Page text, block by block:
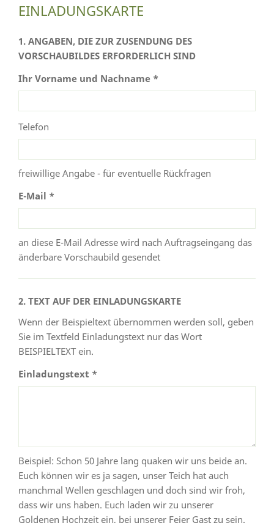
EINLADUNGSKARTE
1. ANGABEN, DIE ZUR ZUSENDUNG DES
VORSCHAUBILDES ERFORDERLICH SIND
Ihr Vorname und Nachname *
Telefon
freiwillige Angabe - für eventuelle Rückfragen
E-Mail *
an diese E-Mail Adresse wird nach Auftragseingang das
änderbare Vorschaubild gesendet
2. TEXT AUF DER EINLADUNGSKARTE
Wenn der Beispieltext übernommen werden soll, geben
Sie im Textfeld Einladungstext nur das Wort
BEISPIELTEXT ein.
Einladungstext *
Beispiel: Schon 50 Jahre lang quaken wir uns beide an.
Euch können wir es ja sagen, unser Teich hat auch
manchmal Wellen geschlagen und doch sind wir froh,
dass wir uns haben. Euch laden wir zu unserer
Goldenen Hochzeit ein, bei unserer Feier Gast zu sein.